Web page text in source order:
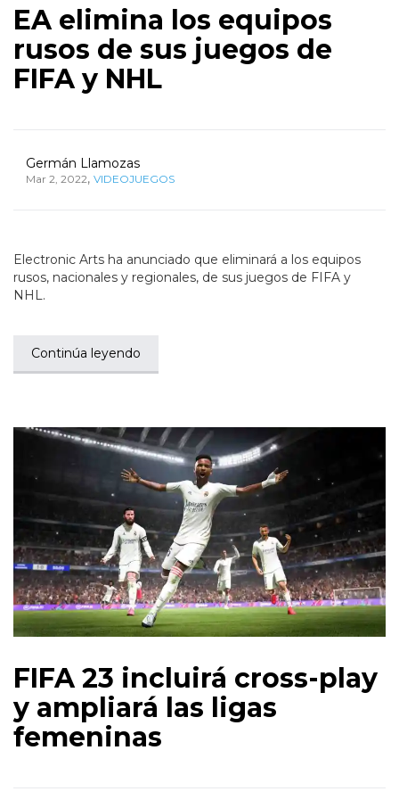
EA elimina los equipos
rusos de sus juegos de
FIFA y NHL
Germán Llamozas
Mar 2, 2022, VIDEOJUEGOS
Electronic Arts ha anunciado que eliminará a los equipos
rusos, nacionales y regionales, de sus juegos de FIFA y
NHL.
Continúa leyendo
FIFA 23 incluirá cross-play
y ampliará las ligas
femeninas